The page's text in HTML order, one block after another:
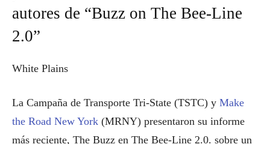
autores de “Buzz on The Bee-Line
2.0”
White Plains
La Campaña de Transporte Tri-State (TSTC) y Make
the Road New York (MRNY) presentaron su informe
más reciente, The Buzz en The Bee-Line 2.0. sobre un